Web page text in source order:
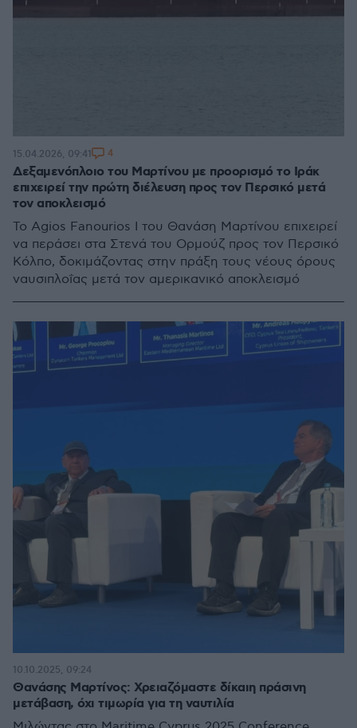
Δεξαμενόπλοιο του Μαρτίνου με προορισμό το Ιράκ
επιχειρεί την πρώτη διέλευση προς τον Περσικό μετά
τον αποκλεισμό
To Agios Fanourios I του Θανάση Μαρτίνου επιχειρεί
να περάσει στα Στενά του Ορμούζ προς τον Περσικό
Κόλπο, δοκιμάζοντας στην πράξη τους νέους όρους
ναυσιπλοΐας μετά τον αμερικανικό αποκλεισμό
15.04.2026, 09:41 4
Θανάσης Μαρτίνος: Χρειαζόμαστε δίκαιη πράσινη
μετάβαση, όχι τιμωρία για τη ναυτιλία
10.10.2025, 09:24